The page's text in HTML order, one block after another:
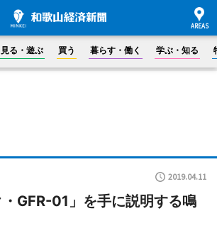
見る・遊ぶ 買う 暮らす・働く 学ぶ・知る
2019.04.11
GFR-01」を手に説明する鳴